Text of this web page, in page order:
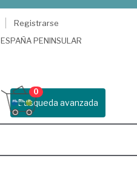
Registrarse
ESPAÑA PENINSULAR
Busqueda avanzada
0